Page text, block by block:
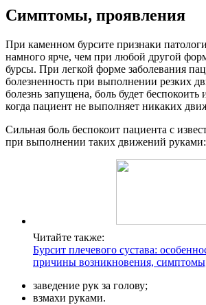
Симптомы, проявления
При каменном бурсите признаки
намного ярче, чем при любой другой
бурсы. При легкой форме заболевания
болезненность при выполнении резких
болезнь запущена, боль будет беспокоить
когда пациент не выполняет никаких
Сильная боль беспокоит пациента с
при выполнении таких движений руками:
Читайте также:
Бурсит плечевого сустава:
причины возникновения,
заведение рук за голову;
взмахи руками.